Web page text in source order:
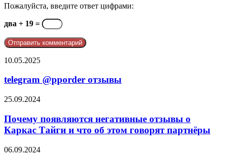
Пожалуйста, введите ответ цифрами:
два + 19 =
telegram
отзывы
10.05.2025
telegram @pporder отзывы
Почему
негативные
отзывы
о
Тайги
25.09.2024
Почему появляются негативные отзывы о
Каркас Тайги и что об этом говорят партнёры
Негативные
06.09.2024